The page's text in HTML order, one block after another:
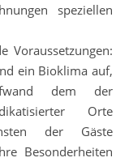
speziellen
Voraussetzungen:
ein Bioklima auf,
dem der
Orte
der Gäste
Besonderheiten